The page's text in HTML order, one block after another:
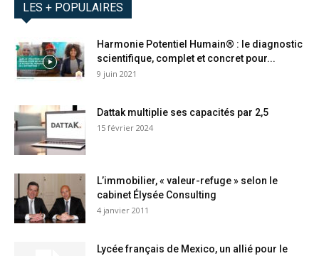
LES + POPULAIRES
Harmonie Potentiel Humain® : le diagnostic
scientifique, complet et concret pour...
9 juin 2021
Dattak multiplie ses capacités par 2,5
15 février 2024
L’immobilier, « valeur-refuge » selon le
cabinet Élysée Consulting
4 janvier 2011
Lycée français de Mexico, un allié pour le